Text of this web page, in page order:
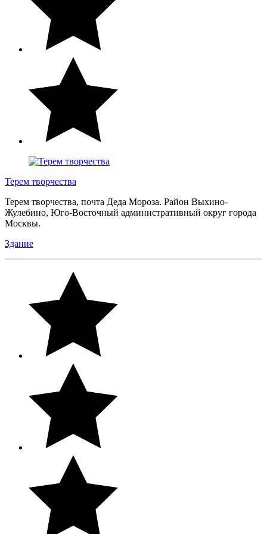
Терем творчества
Терем творчества, почта Деда Мороза. Район Выхино-
Жулебино, Юго-Восточный административный округ города
Москвы.
Здание